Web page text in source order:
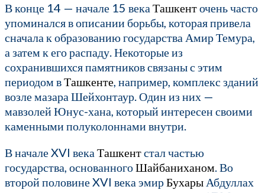
В конце 14 — начале 15 века Ташкенточень часто
упоминался в описании борьбы, которая привела
сначала к образованию государства Амир Темура,
а затем к его распаду. Некоторые из
сохранившихся памятников связаны с этим
периодом вТашкенте, например, комплекс зданий
возле мазара Шейхонтаур. Один из них —
мавзолей Юнус-хана, который интересен своими
каменными полуколоннами внутри.
В начале XVI века Ташкентстал частью
государства, основанногоШайбаниханом. Во
второй половине XVI века эмирБухары Абдуллах